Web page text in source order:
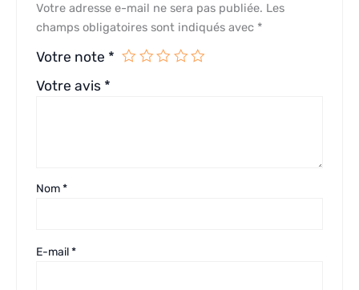
Votre adresse e-mail ne sera pas publiée. Les
champs obligatoires sont indiqués avec *
Votre note *
Votre avis *
Nom*
E-mail*